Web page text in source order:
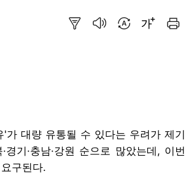
가 대량 유통될 수 있다는 우려가 제기
기·충남·강원 순으로 많았는데, 이번
구된다.